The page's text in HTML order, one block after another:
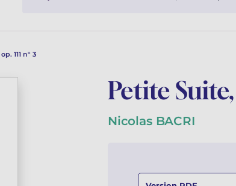
111 n° 3
Petite Suite,
Nicolas BACRI